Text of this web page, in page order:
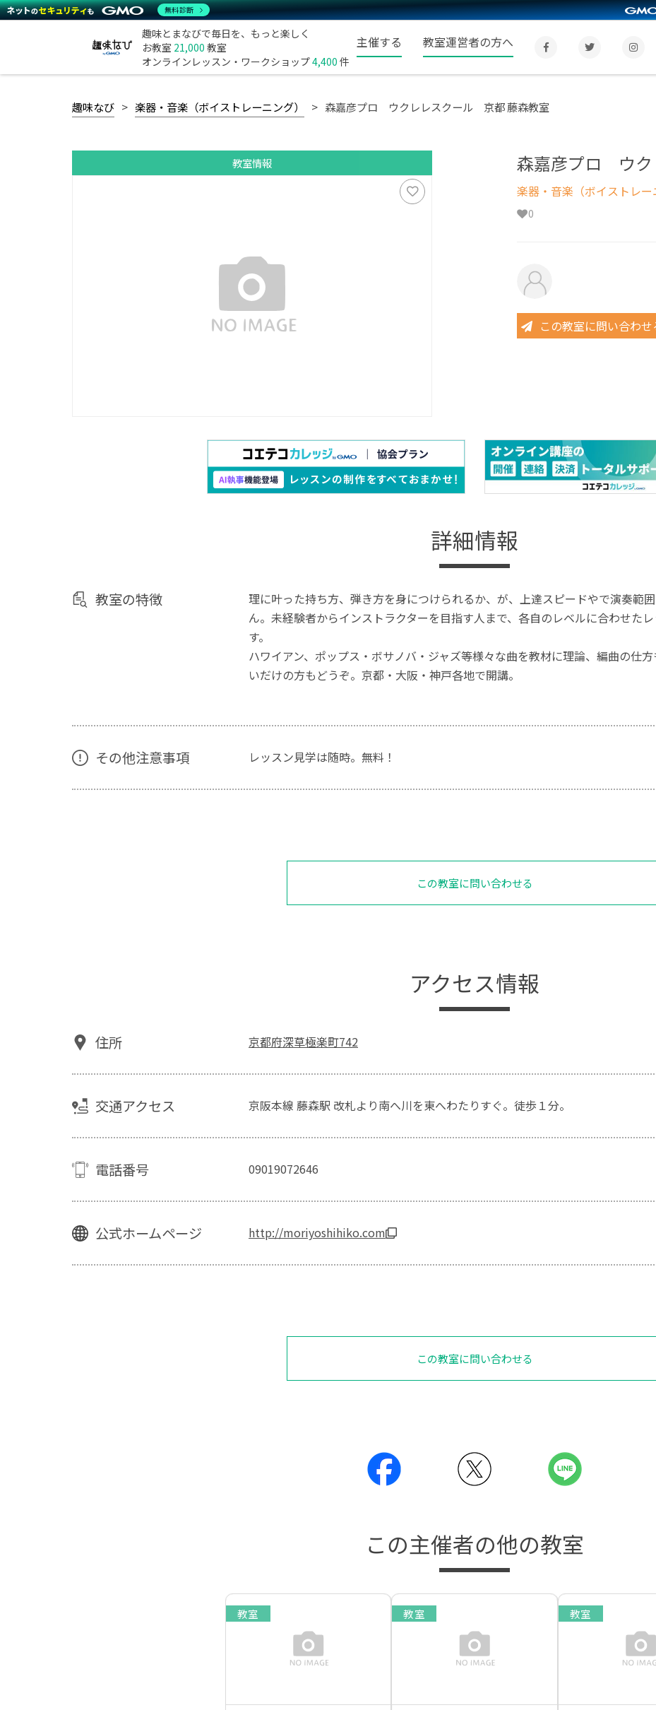
趣味とまなびで毎日を、もっと楽しく
お教室 21,000 教室
オンラインレッスン・ワークショップ4,400 件
主催する 教室運営者の方へ
趣味なび 楽器・音楽（ボイストレーニング） 森嘉彦プロ ウクレレスクール 京都 藤森教室
教室情報 森嘉彦プロ ウ
楽器・音楽（ボイストレー
0
この教室に問い合わせ
詳細情報
教室の特徴
理に叶った持ち方、弾き方を身につけられるか、が、上達スピードやで演奏範
ん。未経験者からインストラクターを目指す人まで、各自のレベルに合わせた
す。
ハワイアン、ポップス・ボサノバ・ジャズ等様々な曲を教材に理論、編曲の仕
いだけの方もどうぞ。京都・大阪・神戸各地で開講。
その他注意事項 レッスン見学は随時。無料！
この教室に問い合わせる
アクセス情報
住所 京都府深草極楽町742
交通アクセス 京阪本線 藤森駅 改札より南へ川を東へわたりすぐ。徒歩１分。
電話番号 09019072646
公式ホームページ http://moriyoshihiko.com
この教室に問い合わせる
この主催者の他の教室
教室 教室 教室
無料診断